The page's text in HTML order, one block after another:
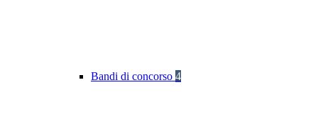
Bandi di concorso 4